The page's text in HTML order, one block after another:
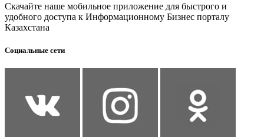
Скачайте наше мобильное приложение для быстрого и
удобного доступа к Информационному Бизнес порталу
Казахстана
Социальные сети